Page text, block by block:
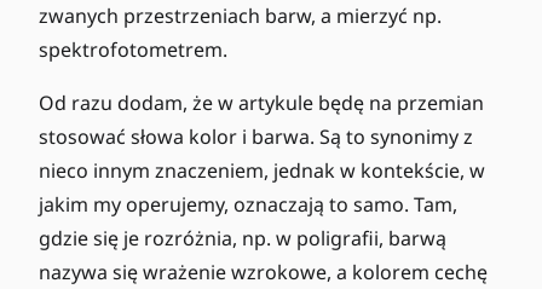
zwanych przestrzeniach barw, a mierzyć np.
spektrofotometrem.
Od razu dodam, że w artykule będę na przemian
stosować słowa kolor i barwa. Są to synonimy z
nieco innym znaczeniem, jednak w kontekście, w
jakim my operujemy, oznaczają to samo. Tam,
gdzie się je rozróżnia, np. w poligrafii, barwą
nazywa się wrażenie wzrokowe, a kolorem cechę